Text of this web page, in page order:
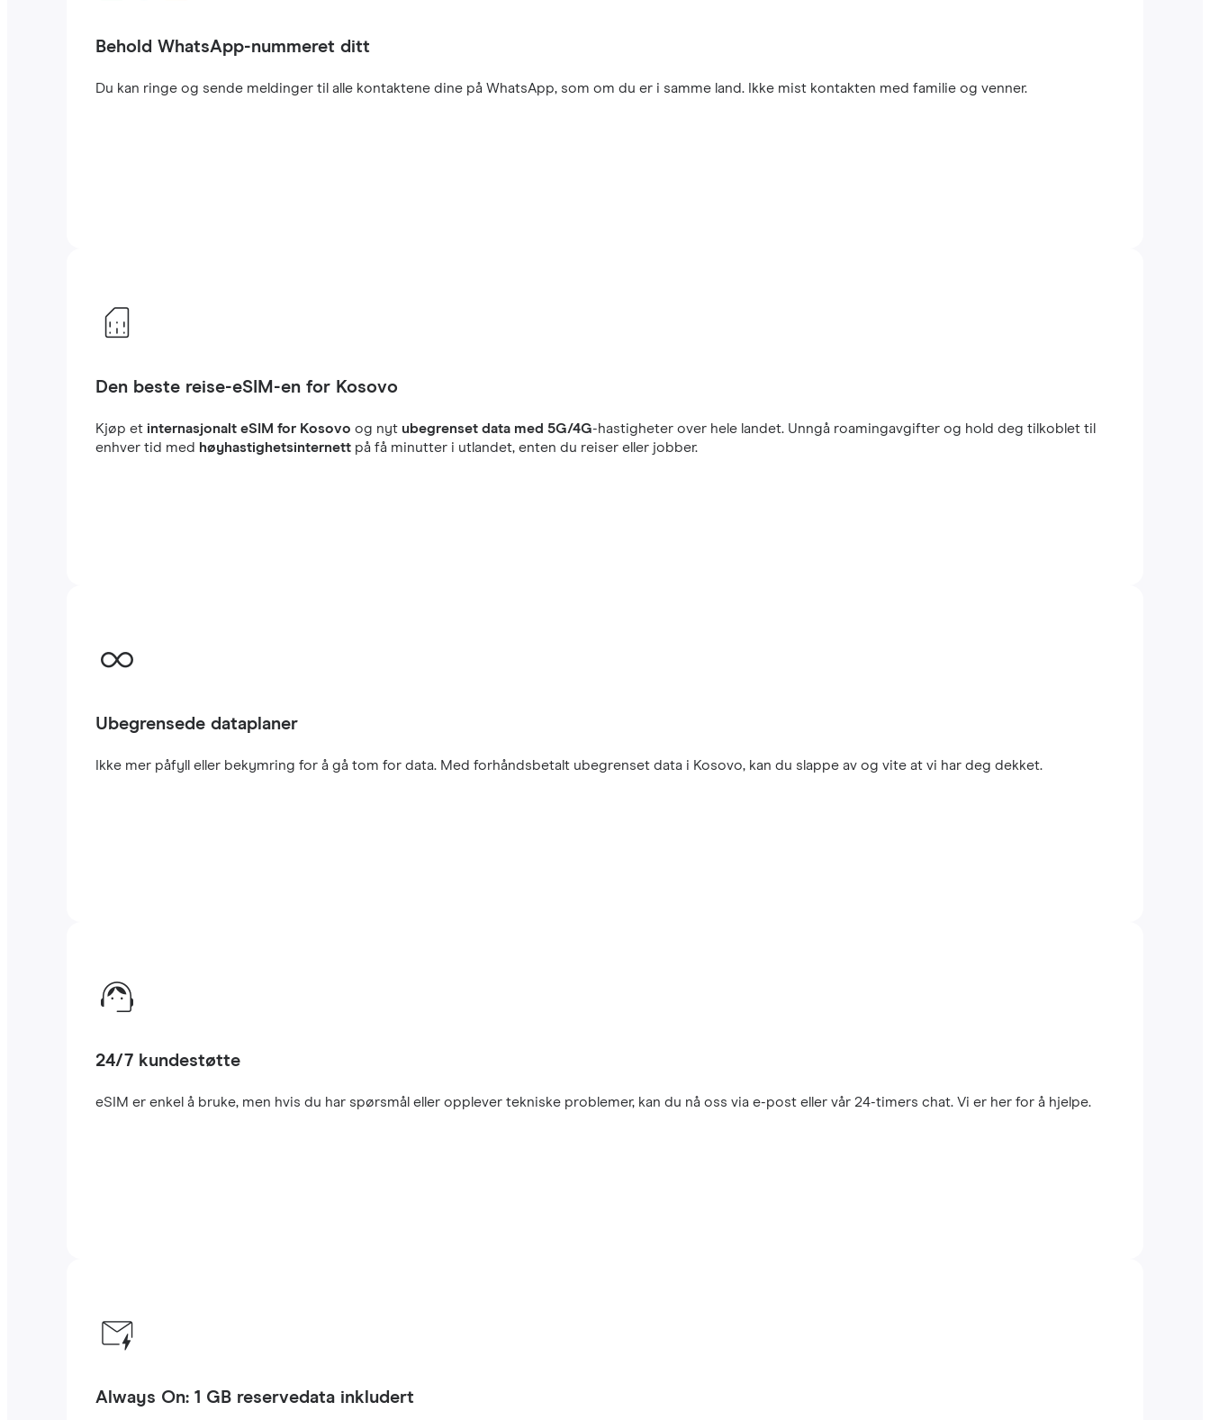
Behold WhatsApp-nummeret ditt
Du kan ringe og sende meldinger til alle kontaktene dine på WhatsApp, som om du er i samme land. Ikke mist kontakten med familie og venner.
Den beste reise-eSIM-en for Kosovo
Kjøp et internasjonalt eSIM for Kosovo og nyt ubegrenset data med 5G/4G-hastigheter over hele landet. Unngå roamingavgifter og hold deg tilkoblet til
enhver tid med høyhastighetsinternett på få minutter i utlandet, enten du reiser eller jobber.
Ubegrensede dataplaner
Ikke mer påfyll eller bekymring for å gå tom for data. Med forhåndsbetalt ubegrenset data i Kosovo, kan du slappe av og vite at vi har deg dekket.
24/7 kundestøtte
eSIM er enkel å bruke, men hvis du har spørsmål eller opplever tekniske problemer, kan du nå oss via e-post eller vår 24-timers chat. Vi er her for å hjelpe.
Always On: 1 GB reservedata inkludert